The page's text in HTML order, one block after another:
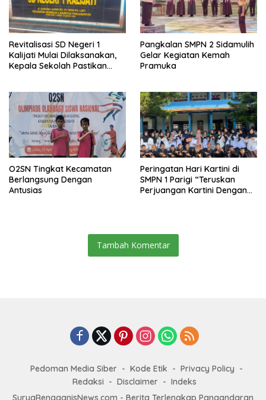
Revitalisasi SD Negeri 1
Kalijati Mulai Dilaksanakan,
Kepala Sekolah Pastikan
Pangkalan SMPN 2 Sidamulih
Gelar Kegiatan Kemah
Pramuka
O2SN Tingkat Kecamatan
Berlangsung Dengan
Antusias
Peringatan Hari Kartini di
SMPN 1 Parigi “Teruskan
Perjuangan Kartini Dengan
Tambah Komentar
Pedoman Media Siber Kode Etik
Privacy Policy
Redaksi
Disclaimer
Indeks
SuryaRengganisNews.com - Berita Terlengkap Pangandaran